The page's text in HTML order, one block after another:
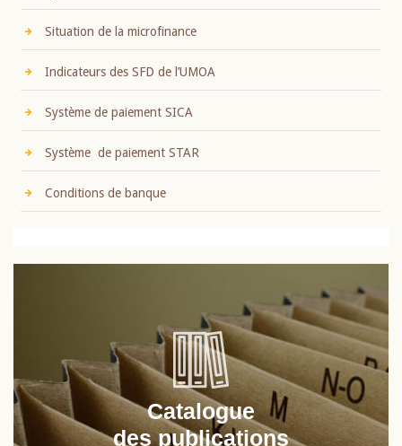
Situation de la microfinance
Indicateurs des SFD de l’UMOA
Système de paiement SICA
Système de paiement STAR
Conditions de banque
Catalogue
des publications